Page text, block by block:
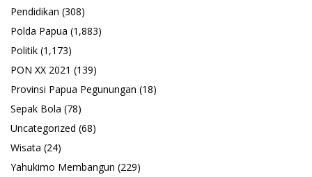
Pendidikan (308)
Polda Papua (1,883)
Politik (1,173)
PON XX 2021 (139)
Provinsi Papua Pegunungan (18)
Sepak Bola (78)
Uncategorized (68)
Wisata (24)
Yahukimo Membangun (229)